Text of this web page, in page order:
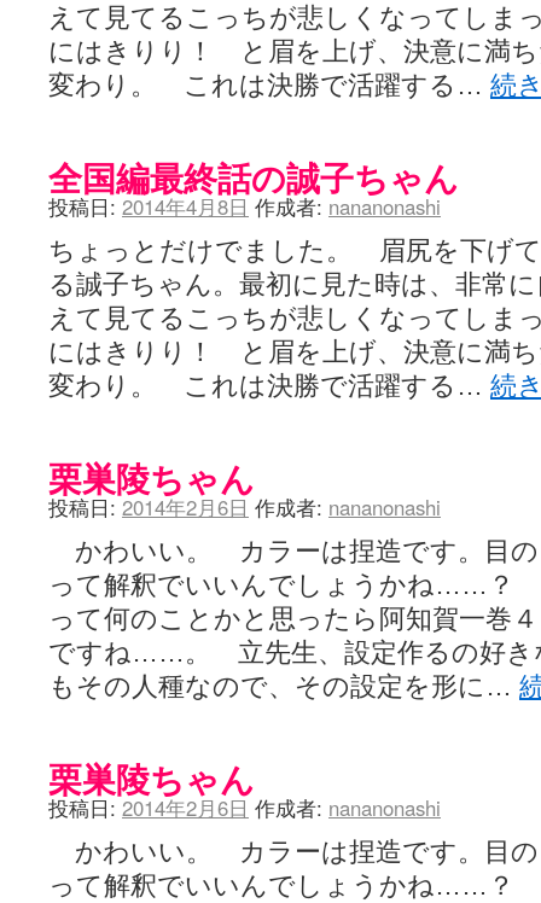
えて見てるこっちが悲しくなってし
にはきりり！ と眉を上げ、決意に満
変わり。 これは決勝で活躍する… 続
全国編最終話の誠子ちゃん
投稿日: 2014年4月8日 作成者: nananonashi
ちょっとだけでました。 眉尻を下げ
る誠子ちゃん。最初に見た時は、非常
えて見てるこっちが悲しくなってし
にはきりり！ と眉を上げ、決意に満
変わり。 これは決勝で活躍する… 続
栗巣陵ちゃん
投稿日: 2014年2月6日 作成者: nananonashi
かわいい。 カラーは捏造です。目
って解釈でいいんでしょうかね……
って何のことかと思ったら阿知賀一巻
ですね……。 立先生、設定作るの好き
もその人種なので、その設定を形に…
栗巣陵ちゃん
投稿日: 2014年2月6日 作成者: nananonashi
かわいい。 カラーは捏造です。目
って解釈でいいんでしょうかね……